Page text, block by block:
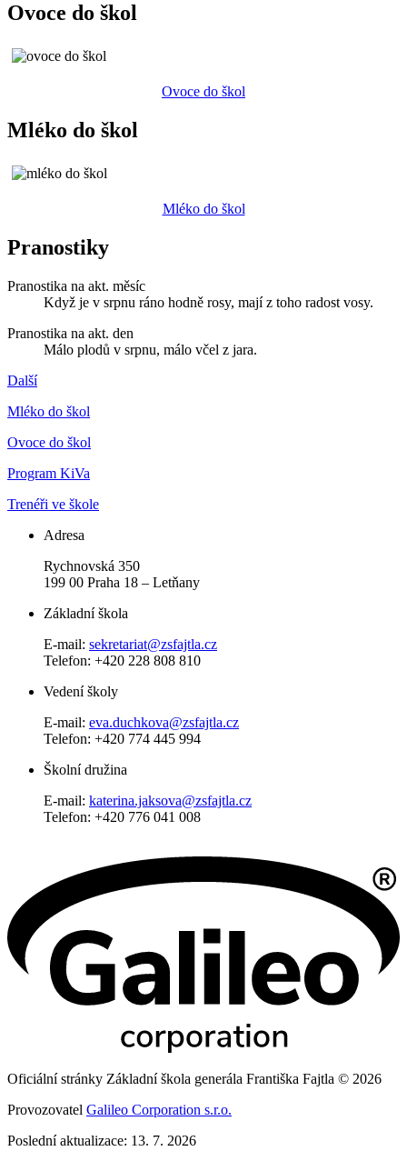
Ovoce do škol
Ovoce do škol
Mléko do škol
Mléko do škol
Pranostiky
Pranostika na akt. měsíc
Když je v srpnu ráno hodně rosy, mají z toho radost vosy.
Pranostika na akt. den
Málo plodů v srpnu, málo včel z jara.
Další
Mléko do škol
Ovoce do škol
Program KiVa
Trenéři ve škole
Adresa
Rychnovská 350
199 00 Praha 18 – Letňany
Základní škola
E-mail: sekretariat@zsfajtla.cz
Telefon: +420 228 808 810
Vedení školy
E-mail: eva.duchkova@zsfajtla.cz
Telefon: +420 774 445 994
Školní družina
E-mail: katerina.jaksova@zsfajtla.cz
Telefon: +420 776 041 008
Oficiální stránky Základní škola generála Františka Fajtla © 2026
Provozovatel Galileo Corporation s.r.o.
Poslední aktualizace: 13. 7. 2026